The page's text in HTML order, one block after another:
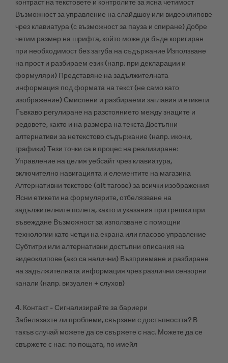
контраст на текстовете и контролите за ясна четимост
Възможност за управление на слайдшоу или видеоклипове
чрез клавиатура (с възможност за пауза и спиране) Добре
четим размер на шрифта, който може да бъде коригиран
при необходимост без загуба на съдържание Използване
на прост и разбираем език (напр. при декларации и
формуляри) Представяне на задължителната
информация под формата на текст (не само като
изображение) Смислени и разбираеми заглавия и етикети
Гъвкаво регулиране на разстоянието между знаците и
редовете, както и на размера на текста Достъпни
алтернативи за нетекстово съдържание (напр. икони,
графики) Тези точки са в процес на реализиране:
Управление на целия уебсайт чрез клавиатура,
включително навигацията и елементите на магазина
Алтернативни текстове (alt тагове) за всички изображения
Ясни етикети на формулярите, отбелязване на
задължителните полета, както и указания при грешки при
въвеждане Възможност за използване с помощни
технологии като четци на екрана или гласово управление
Субтитри или алтернативни достъпни описания на
видеоклипове (ако са налични) Възприемане и разбиране
на задължителната информация чрез различни сензорни
канали (напр. визуален + слухов)
4. Контакт - Сигнализирайте за бариери
Забелязахте ли проблеми, свързани с достъпността? В
такъв случай можете да се свържете с нас. Можете да се
свържете с нас: по пощата, по имейл